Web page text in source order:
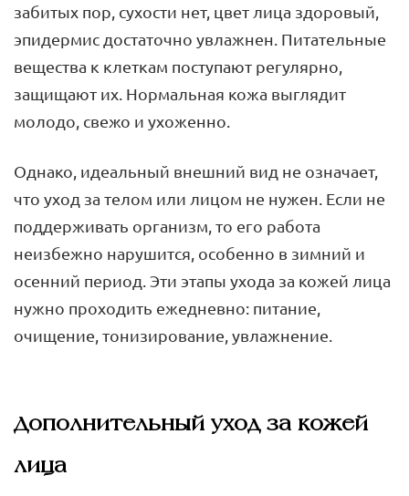
забитых пор, сухости нет, цвет лица здоровый,
эпидермис достаточно увлажнен. Питательные
вещества к клеткам поступают регулярно,
защищают их. Нормальная кожа выглядит
молодо, свежо и ухоженно.
Однако, идеальный внешний вид не означает,
что уход за телом или лицом не нужен. Если не
поддерживать организм, то его работа
неизбежно нарушится, особенно в зимний и
осенний период. Эти этапы ухода за кожей лица
нужно проходить ежедневно: питание,
очищение, тонизирование, увлажнение.
Дополнительный уход за кожей
лица